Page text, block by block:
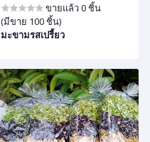
ขายแล้ว 0 ชิ้น
(มีขาย 100 ชิ้น)
มะขามรสเปรี้ยว